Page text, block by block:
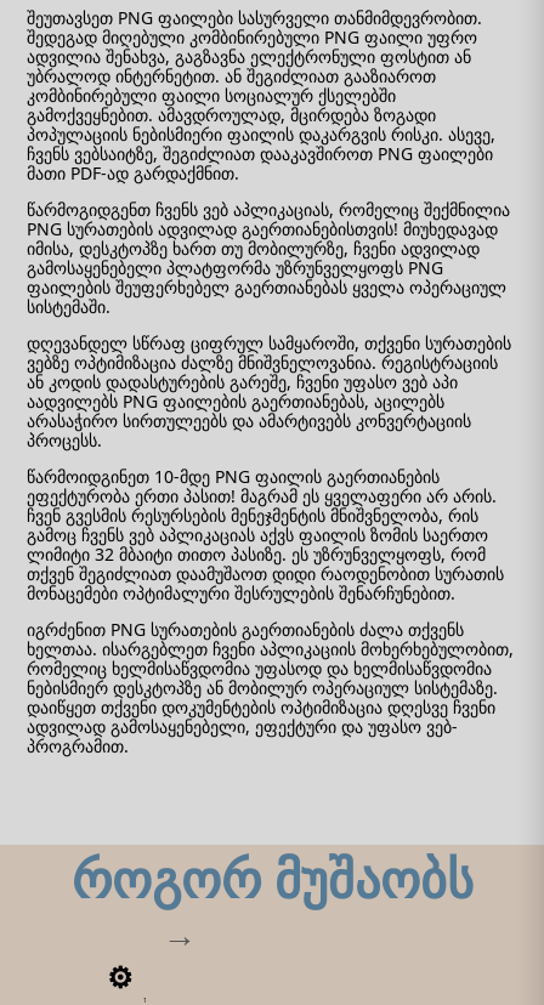
შეუთავსეთ PNG ფაილები სასურველი თანმიმდევრობით.
შედეგად მიღებული კომბინირებული PNG ფაილი უფრო
ადვილია შენახვა, გაგზავნა ელექტრონული ფოსტით ან
უბრალოდ ინტერნეტით. ან შეგიძლიათ გააზიაროთ
კომბინირებული ფაილი სოციალურ ქსელებში
გამოქვეყნებით. ამავდროულად, მცირდება ზოგადი
პოპულაციის ნებისმიერი ფაილის დაკარგვის რისკი. ასევე,
ჩვენს ვებსაიტზე, შეგიძლიათ დააკავშიროთ PNG ფაილები
მათი PDF-ად გარდაქმნით.
წარმოგიდგენთ ჩვენს ვებ აპლიკაციას, რომელიც შექმნილია
PNG სურათების ადვილად გაერთიანებისთვის! მიუხედავად
იმისა, დესკტოპზე ხართ თუ მობილურზე, ჩვენი ადვილად
გამოსაყენებელი პლატფორმა უზრუნველყოფს PNG
ფაილების შეუფერხებელ გაერთიანებას ყველა ოპერაციულ
სისტემაში.
დღევანდელ სწრაფ ციფრულ სამყაროში, თქვენი სურათების
ვებზე ოპტიმიზაცია ძალზე მნიშვნელოვანია. რეგისტრაციის
ან კოდის დადასტურების გარეშე, ჩვენი უფასო ვებ აპი
აადვილებს PNG ფაილების გაერთიანებას, აცილებს
არასაჭირო სირთულეებს და ამარტივებს კონვერტაციის
პროცესს.
წარმოიდგინეთ 10-მდე PNG ფაილის გაერთიანების
ეფექტურობა ერთი პასით! მაგრამ ეს ყველაფერი არ არის.
ჩვენ გვესმის რესურსების მენეჯმენტის მნიშვნელობა, რის
გამოც ჩვენს ვებ აპლიკაციას აქვს ფაილის ზომის საერთო
ლიმიტი 32 მბაიტი თითო პასიზე. ეს უზრუნველყოფს, რომ
თქვენ შეგიძლიათ დაამუშაოთ დიდი რაოდენობით სურათის
მონაცემები ოპტიმალური შესრულების შენარჩუნებით.
იგრძენით PNG სურათების გაერთიანების ძალა თქვენს
ხელთაა. ისარგებლეთ ჩვენი აპლიკაციის მოხერხებულობით,
რომელიც ხელმისაწვდომია უფასოდ და ხელმისაწვდომია
ნებისმიერ დესკტოპზე ან მობილურ ოპერაციულ სისტემაზე.
დაიწყეთ თქვენი დოკუმენტების ოპტიმიზაცია დღესვე ჩვენი
ადვილად გამოსაყენებელი, ეფექტური და უფასო ვებ-
პროგრამით.
როგორ მუშაობს
1